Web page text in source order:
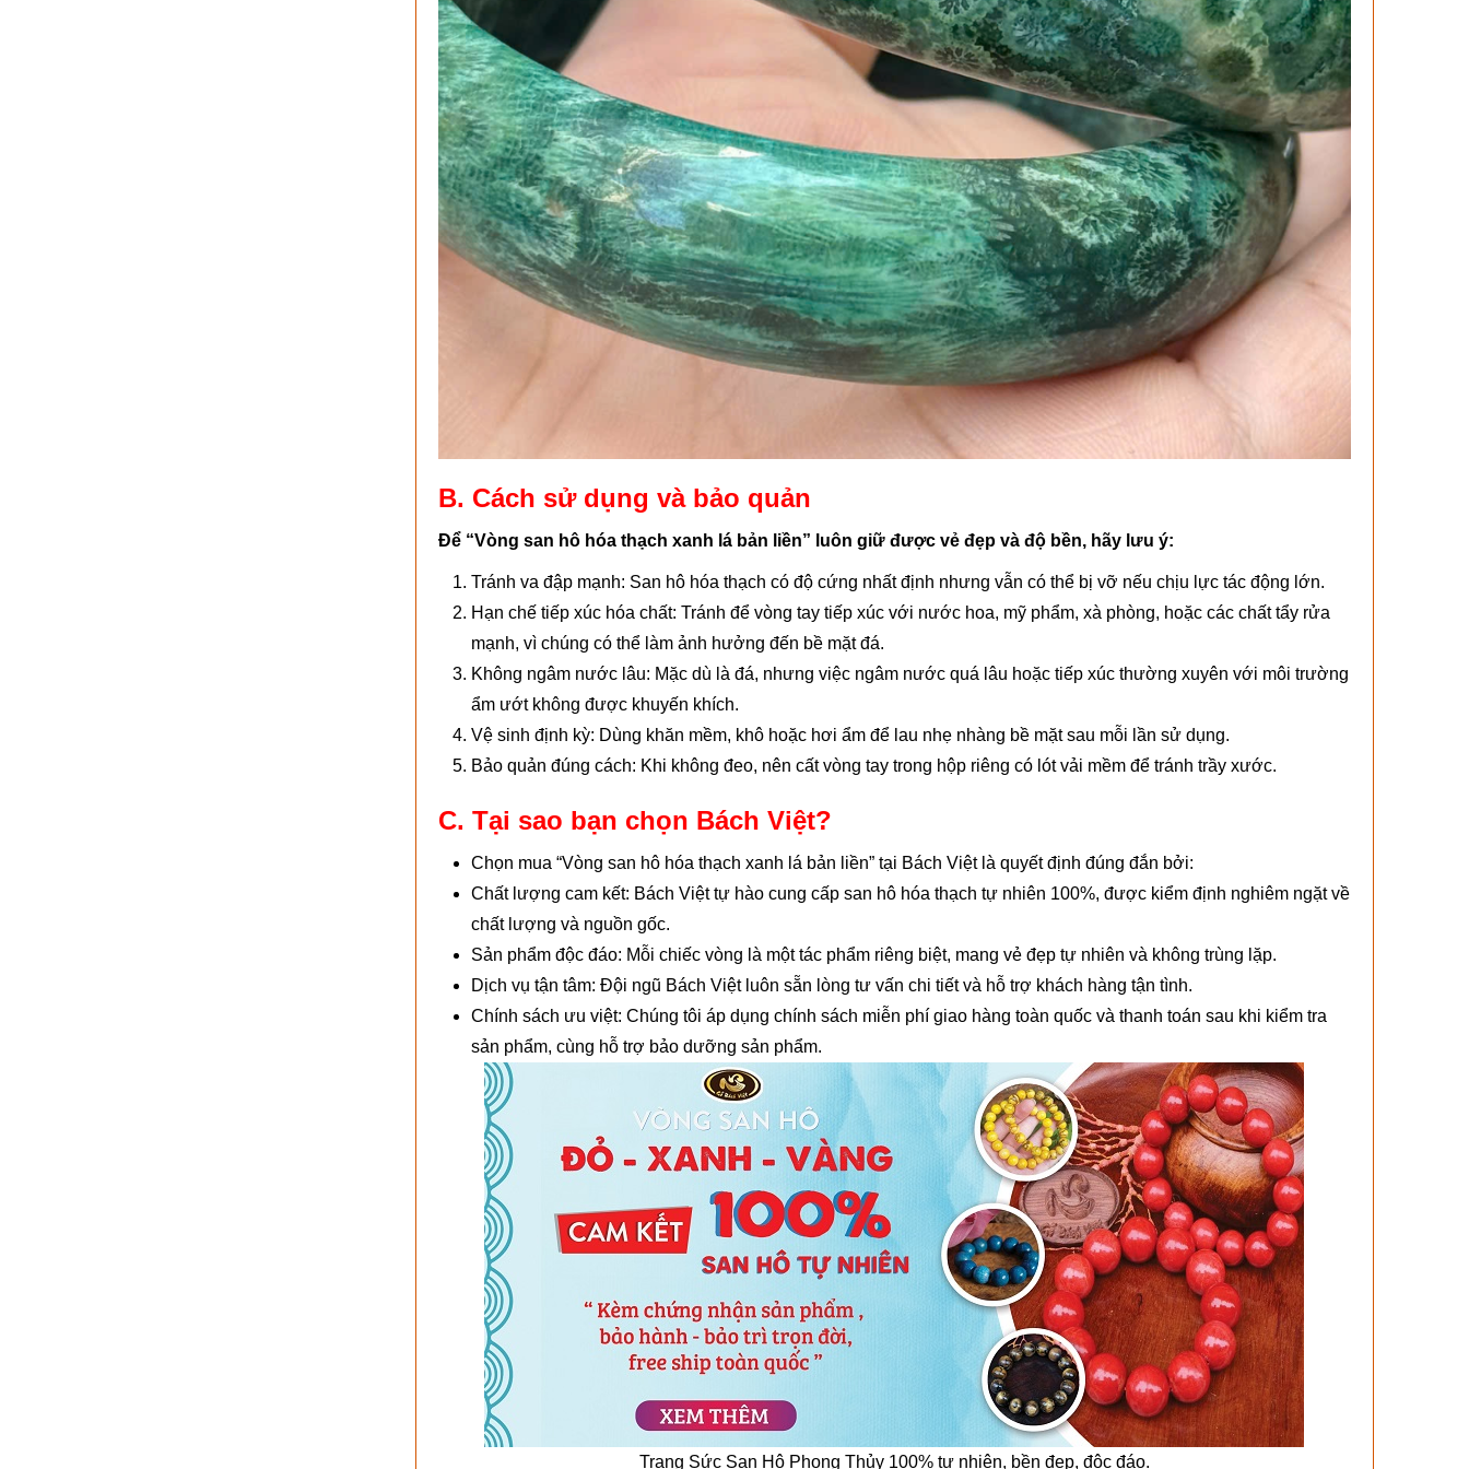
B. Cách sử dụng và bảo quản
Để “Vòng san hô hóa thạch xanh lá bản liền” luôn giữ được vẻ đẹp và độ bền, hãy lưu ý:
Tránh va đập mạnh: San hô hóa thạch có độ cứng nhất định nhưng vẫn có thể bị vỡ nếu chịu lực tác động lớn.
Hạn chế tiếp xúc hóa chất: Tránh để vòng tay tiếp xúc với nước hoa, mỹ phẩm, xà phòng, hoặc các chất tẩy rửa
mạnh, vì chúng có thể làm ảnh hưởng đến bề mặt đá.
Không ngâm nước lâu: Mặc dù là đá, nhưng việc ngâm nước quá lâu hoặc tiếp xúc thường xuyên với môi trường
ẩm ướt không được khuyến khích.
Vệ sinh định kỳ: Dùng khăn mềm, khô hoặc hơi ẩm để lau nhẹ nhàng bề mặt sau mỗi lần sử dụng.
Bảo quản đúng cách: Khi không đeo, nên cất vòng tay trong hộp riêng có lót vải mềm để tránh trầy xước.
C. Tại sao bạn chọn Bách Việt?
Chọn mua “Vòng san hô hóa thạch xanh lá bản liền” tại Bách Việt là quyết định đúng đắn bởi:
Chất lượng cam kết: Bách Việt tự hào cung cấp san hô hóa thạch tự nhiên 100%, được kiểm định nghiêm ngặt về
chất lượng và nguồn gốc.
Sản phẩm độc đáo: Mỗi chiếc vòng là một tác phẩm riêng biệt, mang vẻ đẹp tự nhiên và không trùng lặp.
Dịch vụ tận tâm: Đội ngũ Bách Việt luôn sẵn lòng tư vấn chi tiết và hỗ trợ khách hàng tận tình.
Chính sách ưu việt: Chúng tôi áp dụng chính sách miễn phí giao hàng toàn quốc và thanh toán sau khi kiểm tra
sản phẩm, cùng hỗ trợ bảo dưỡng sản phẩm.
Trang Sức San Hô Phong Thủy 100% tự nhiên, bền đẹp, độc đáo.